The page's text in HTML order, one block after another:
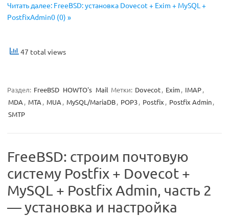
Читать далее: FreeBSD: установка Dovecot + Exim + MySQL +
PostfixAdmin0 (0) »
47 total views
Раздел: FreeBSD HOWTO's Mail Метки: Dovecot, Exim, IMAP,
MDA, MTA, MUA, MySQL/MariaDB, POP3, Postfix, Postfix Admin,
SMTP
FreeBSD: строим почтовую
систему Postfix + Dovecot +
MySQL + Postfix Admin, часть 2
— установка и настройка